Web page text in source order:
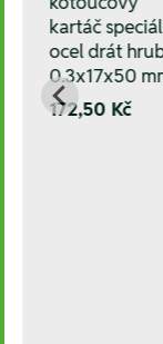
kartáč
ocel drát
0.3x17x50
172,50 Kč